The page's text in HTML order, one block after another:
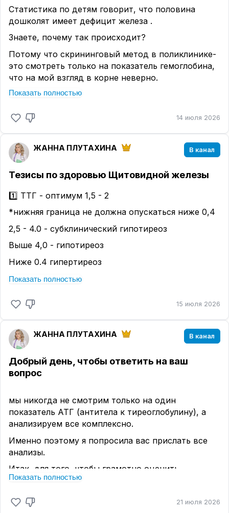
Статистика по детям говорит, что половина
дошколят имеет дефицит железа .
Знаете, почему так происходит?
Потому что скрининговый метод в поликлинике-
это смотреть только на показатель гемоглобина,
что на мой взгляд в корне неверно.
Зачастую мы видим в анализах гемоглобин 118-
испытывает человек, игнорируем ссылаем на
Давайте сегодня поговорим о жалобах которые
чаще всего предъявляет такой пациент.
Показать полностью
14 июля 2026
ЖАННА ПЛУТАХИНА В канал
Тезисы по здоровью Щитовидной железы
1️⃣ ТТГ - оптимум 1,5 - 2
*нижняя граница не должна опускаться ниже 0,4
2,5 - 4.0 - субклинический гипотиреоз
Выше 4,0 - гипотиреоз
Ниже 0.4 гипертиреоз
2️⃣ Т3 св., Т4 св. - в середине референса, а лусше
Необходимо насторожиться если они стремятся к
нижней границе референса.
3️⃣ Ат к ТПО - в идеале, их не должно быть.
4️⃣ УЗИ ЩЖ
Объём до 10 см3
Не должно быть кист и узлов
Врач превентивной и антивозрастной медицины,
врач общей практики, врач эндокринолог.
Плутахина Жанна Ильдаровна
Показать полностью
15 июля 2026
ЖАННА ПЛУТАХИНА В канал
Добрый день, чтобы ответить на ваш
вопрос
мы никогда не смотрим только на один
показатель АТГ (антитела к тиреоглобулину), а
анализируем все комплексно.
Именно поэтому я попросила вас прислать все
анализы.
Итак, для того, чтобы грамотно оценить
здоровье щитовидной железы нам нужно
1️⃣ТТГ -в диапазоне 1.0-2.0 , (максимум до 2.5, но
Показать полностью
21 июля 2026